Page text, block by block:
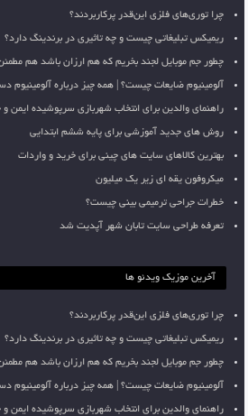
چرا توری‌های فلزی این‌قدر پرکاربردند؟
ریمیکس تبلیغاتی چیست و چه تاثیری در برندینگ دارد؟
چطور جم موبایل لجند بخریم که هم ارزان باشد هم
آلومینیوم ضایعات چیست؟ | همه چیز درباره آلومینیوم
راهنمای والدین برای انتخاب شهربازی سرپوشیده ایمن
روش های جدید آموزشی برای پایه ششم ابتدایی
بهترین کالاهای سایت های چینی برای خرید و واردات
میکروفون یقه ای زیر یک میلیون
خطرات جراحی ترمیمی بینی چیست؟
تعرفه طراحی سایت تابان شهر آپدیت شد
آخرین موزیک ویدئو ها
چرا توری‌های فلزی این‌قدر پرکاربردند؟
ریمیکس تبلیغاتی چیست و چه تاثیری در برندینگ دارد؟
چطور جم موبایل لجند بخریم که هم ارزان باشد هم
آلومینیوم ضایعات چیست؟ | همه چیز درباره آلومینیوم
راهنمای والدین برای انتخاب شهربازی سرپوشیده ایمن